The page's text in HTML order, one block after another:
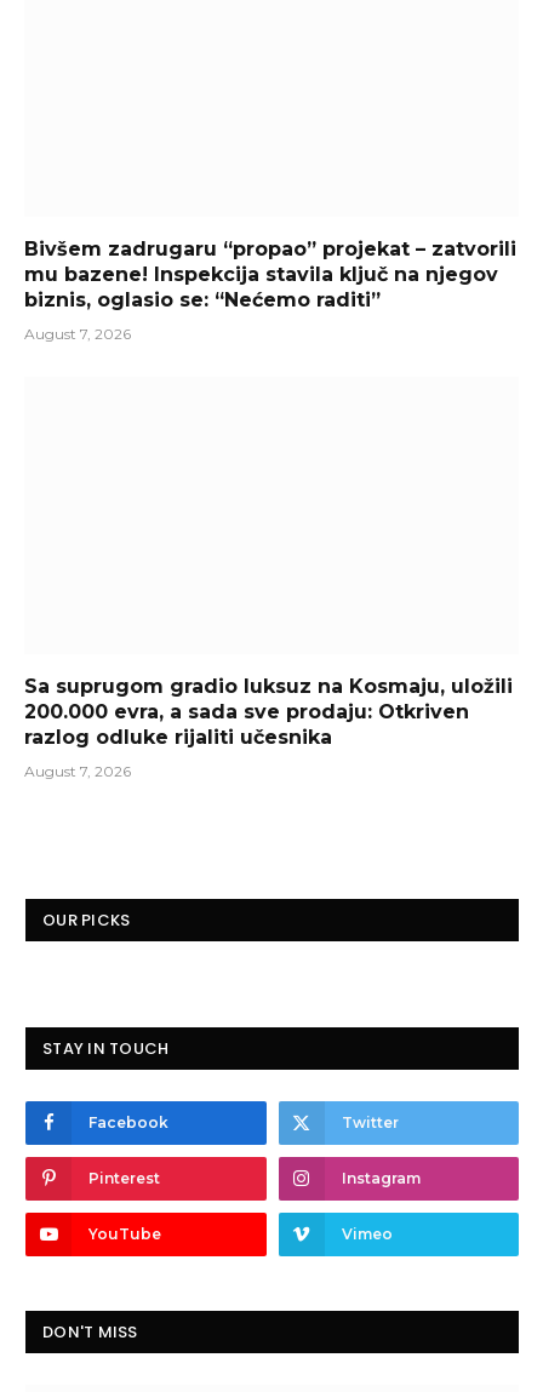
Bivšem zadrugaru “propao” projekat – zatvorili
mu bazene! Inspekcija stavila ključ na njegov
biznis, oglasio se: “Nećemo raditi”
August 7, 2026
Sa suprugom gradio luksuz na Kosmaju, uložili
200.000 evra, a sada sve prodaju: Otkriven
razlog odluke rijaliti učesnika
August 7, 2026
OUR PICKS
STAY IN TOUCH
Facebook Twitter
Pinterest Instagram
YouTube Vimeo
DON'T MISS